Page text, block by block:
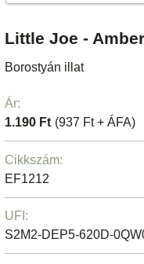
Little Joe - Amber
Borostyán illat
Ár:
1.190 Ft (937 Ft + ÁFA)
Cikkszám:
EF1212
UFI:
S2M2-DEP5-620D-